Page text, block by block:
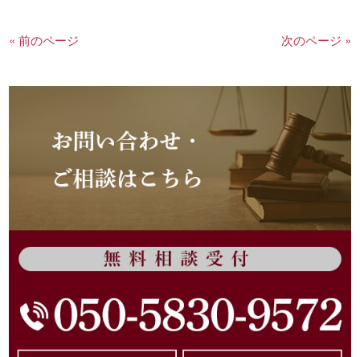
« 前のページ 次のページ »